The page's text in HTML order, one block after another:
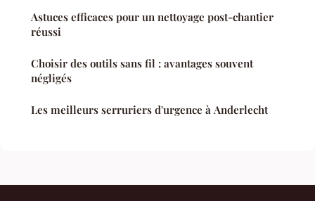
Astuces efficaces pour un nettoyage post-chantier
réussi
Choisir des outils sans fil : avantages souvent
négligés
Les meilleurs serruriers d'urgence à Anderlecht